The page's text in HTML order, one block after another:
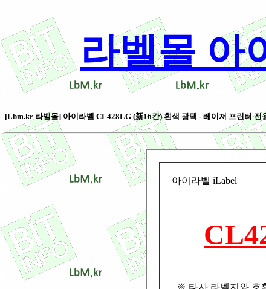
라벨몰 아
[Lbm.kr 라벨몰] 아이라벨 CL428LG (新16칸) 흰색 광택 - 레이저 프린터 전
아이라벨 iLabel
※ 타사 라벨지와 호